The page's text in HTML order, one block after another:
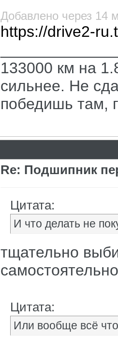
Добавлено через 14
https://drive2-
133000 км на
сильнее. Не
победишь там,
Re: Подшипник
Цитата:
И что делать не
тщательно
Цитата:
Или вообще всё